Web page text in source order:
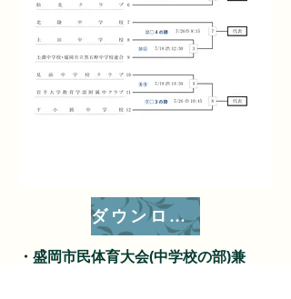
ダウンロード
・盛岡市民体育大会(中学校の部)兼